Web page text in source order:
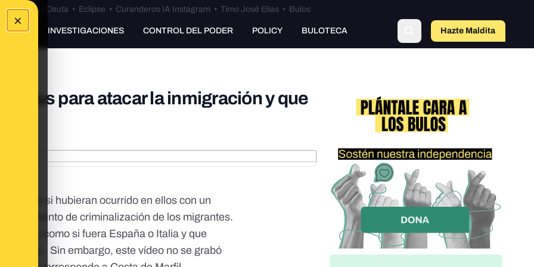
×
•Bulos Ceuta • Eclipse • Curanderos IA Instagram • Timo José Elías • Bulos
INVESTIGACIONES CONTROL DEL PODER POLICY BULOTECA Hazte Maldito
para atacar la inmigración y que
como si hubieran ocurrido en ellos con un
de intento de criminalización de los migrantes.
redes como si fuera España o Italia y que
. Sin embargo, este vídeo no se grabó